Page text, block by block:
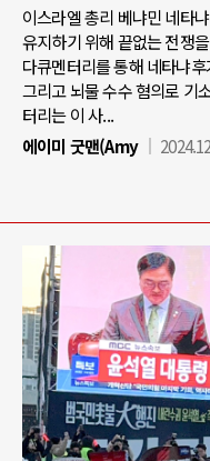
이스라엘 총리 베냐민 네타
유지하기 위해 끝없는 전쟁
다큐멘터리를 통해 네타냐
그리고 뇌물 수수 혐의로 기
터리는 이 사...
에이미 굿맨(Amy